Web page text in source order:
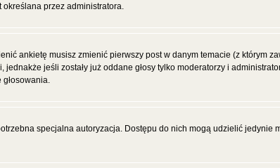
określana przez administratora.
ankietę musisz zmienić pierwszy post w danym temacie (z którym
jeśli zostały już oddane głosy tylko moderatorzy i
specjalna autoryzacja. Dostępu do nich mogą udzielić jedynie